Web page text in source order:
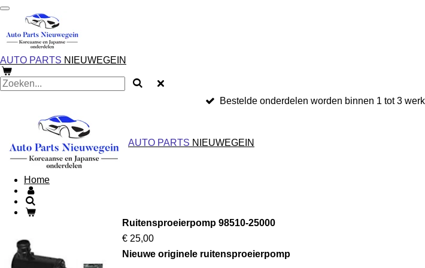
Ga
direct
naar
de
AUTO PARTS NIEUWEGEIN
Bestelde onderdelen worden binnen 1 tot 3
AUTO PARTS NIEUWEGEIN
Home
Ruitensproeierpomp 98510-25000
€ 25,00
Nieuwe originele ruitensproeierpomp